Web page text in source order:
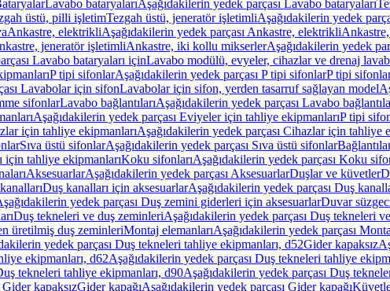
Lavabo bataryalarıAşağıdakilerin yedek parçası Lavabo bataryaları
üstü, pilli işletimTezgah üstü, jeneratör işletimliAşağıdakilerin yedek
Ankastre, elektrikliAşağıdakilerin yedek parçası Ankastre, elektrikli
jeneratör işletimliAnkastre, iki kollu mikserlerAşağıdakilerin yedek
Lavabo bataryaları içinLavabo modülü, evyeler, cihazlar ve drenaj
P tipi sifonlarAşağıdakilerin yedek parçası P tipi sifonlarP tipi
Lavabolar için sifonLavabolar için sifon, yerden tasarruf sağlayan model
sifonlarLavabo bağlantılarıAşağıdakilerin yedek parçası Lavabo
Aşağıdakilerin yedek parçası Eviyeler için tahliye ekipmanlarıP tipi
için tahliye ekipmanlarıAşağıdakilerin yedek parçası Cihazlar için tahliye
Sıva üstü sifonlarAşağıdakilerin yedek parçası Sıva üstü sifonlar
için tahliye ekipmanlarıKoku sifonlarıAşağıdakilerin yedek parçası Koku
AksesuarlarAşağıdakilerin yedek parçası AksesuarlarDuşlar ve küvetler
Duş kanalları için aksesuarlarAşağıdakilerin yedek parçası Duş
yedek parçası Duş zemini giderleri için aksesuarlarDuvar
Duş tekneleri ve duş zeminleriAşağıdakilerin yedek parçası Duş tekneleri
üretilmiş duş zeminleriMontaj elemanlarıAşağıdakilerin yedek parçası
yedek parçası Duş tekneleri tahliye ekipmanları, d52Gider kapaksız
ekipmanları, d62Aşağıdakilerin yedek parçası Duş tekneleri tahliye
tekneleri tahliye ekipmanları, d90Aşağıdakilerin yedek parçası Duş
kapaksızGider kapağıAşağıdakilerin yedek parçası Gider kapağı